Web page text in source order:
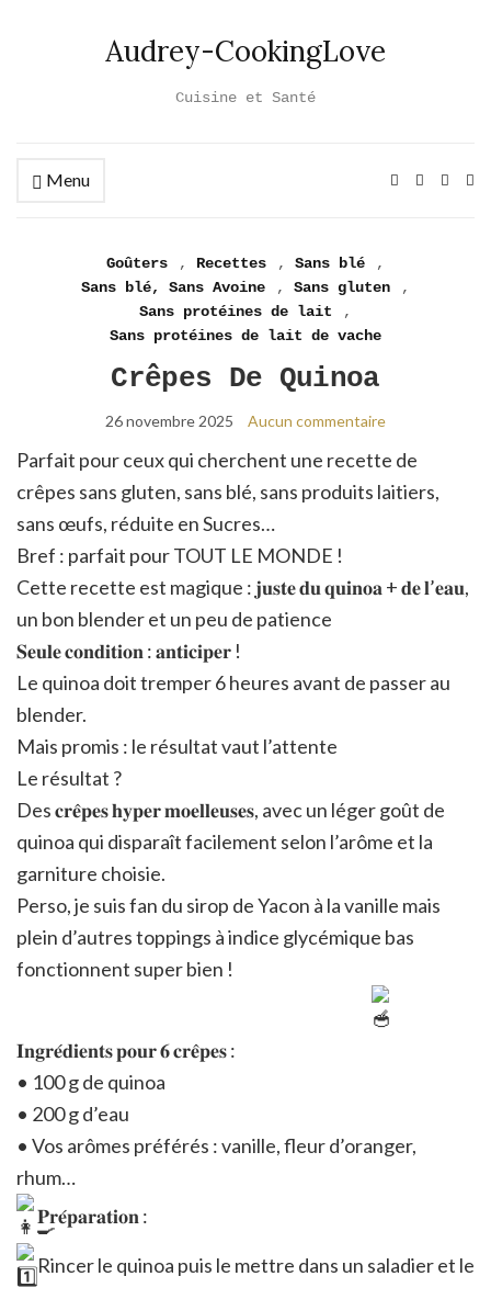
Audrey-CookingLove
Cuisine et Santé
Menu
Goûters , Recettes , Sans blé
,
Sans blé, Sans Avoine
, Sans gluten
,
Sans protéines de lait
,
Sans protéines de lait de vache
Crêpes De Quinoa
26 novembre 2025 Aucun commentaire
Parfait pour ceux qui cherchent une recette de
crêpes sans gluten, sans blé, sans produits laitiers,
sans œufs, réduite en Sucres…
Bref : parfait pour TOUT LE MONDE !
Cette recette est magique : 𝐣𝐮𝐬𝐭𝐞 𝐝𝐮 𝐪𝐮𝐢𝐧𝐨𝐚 + 𝐝𝐞 𝐥’𝐞𝐚𝐮,
un bon blender et un peu de patience
𝐒𝐞𝐮𝐥𝐞 𝐜𝐨𝐧𝐝𝐢𝐭𝐢𝐨𝐧 : 𝐚𝐧𝐭𝐢𝐜𝐢𝐩𝐞𝐫 !
Le quinoa doit tremper 6 heures avant de passer au
blender.
Mais promis : le résultat vaut l’attente
Le résultat ?
Des 𝐜𝐫𝐞̂𝐩𝐞𝐬 𝐡𝐲𝐩𝐞𝐫 𝐦𝐨𝐞𝐥𝐥𝐞𝐮𝐬𝐞𝐬, avec un léger goût de
quinoa qui disparaît facilement selon l’arôme et la
garniture choisie.
Perso, je suis fan du sirop de Yacon à la vanille mais
plein d’autres toppings à indice glycémique bas
fonctionnent super bien !
𝐈𝐧𝐠𝐫𝐞́𝐝𝐢𝐞𝐧𝐭𝐬 𝐩𝐨𝐮𝐫 𝟔 𝐜𝐫𝐞̂𝐩𝐞𝐬 :
• 100 g de quinoa
• 200 g d’eau
• Vos arômes préférés : vanille, fleur d’oranger,
rhum…
𝐏𝐫𝐞́𝐩𝐚𝐫𝐚𝐭𝐢𝐨𝐧 :
Rincer le quinoa puis le mettre dans un saladier et le